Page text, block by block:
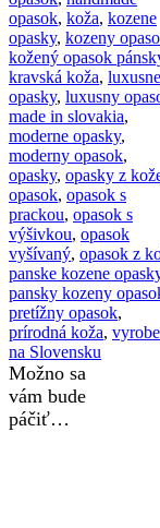
opasok, koža, kozene
opasky, kozeny
kožený opasok
kravská koža, luxusne
opasky, luxusny
made in slovakia,
moderne opasky,
moderny opasok,
opasky, opasky z
opasok, opasok s
prackou, opasok s
výšivkou, opasok
vyšívaný, opasok z
panske kozene
pansky kozeny
pretížny opasok,
prírodná koža,
na Slovensku
Možno sa
vám bude
páčiť…